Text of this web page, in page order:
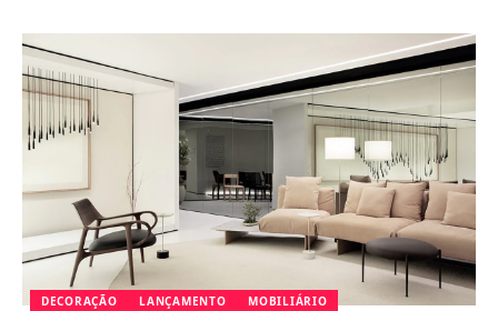
DECORAÇÃO LANÇAMENTO MOBILIÁRIO